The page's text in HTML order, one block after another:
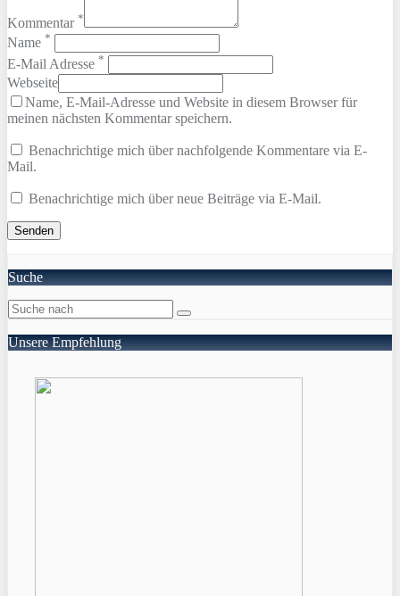
Kommentar *
Name *
E-Mail Adresse *
Webseite
Name, E-Mail-Adresse und Website in diesem Browser für
meinen nächsten Kommentar speichern.
Benachrichtige mich über nachfolgende Kommentare via E-
Mail.
Benachrichtige mich über neue Beiträge via E-Mail.
Suche
Unsere Empfehlung